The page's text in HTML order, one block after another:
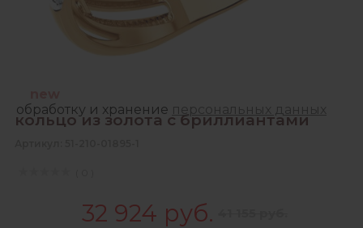
кольцо из золота с бриллиантами
32 924 руб.
Подтвердите, что вы не робот:*
Зарегистрироваться
обработку и хранение